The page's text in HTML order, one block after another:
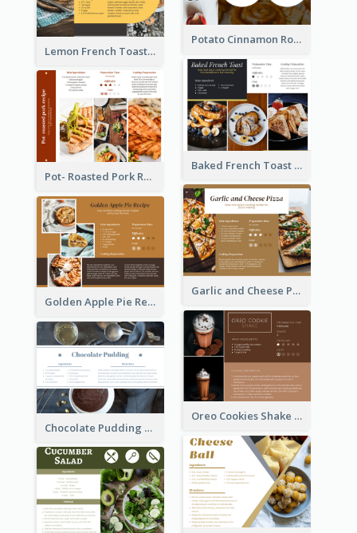
Potato Cinnamon Rolla Recipe Card
Lemon French Toast Recipe Card
Baked French Toast Recipe Card
Pot- Roasted Pork Recipe Card
Garlic and Cheese Pizza Recipe Card
Golden Apple Pie Recipe Card
Oreo Cookies Shake Recipe Card
Chocolate Pudding Recipe Card